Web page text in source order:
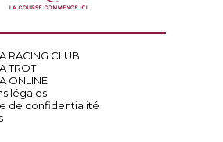
RACING CLUB
TROT
ONLINE
légales
de confidentialité